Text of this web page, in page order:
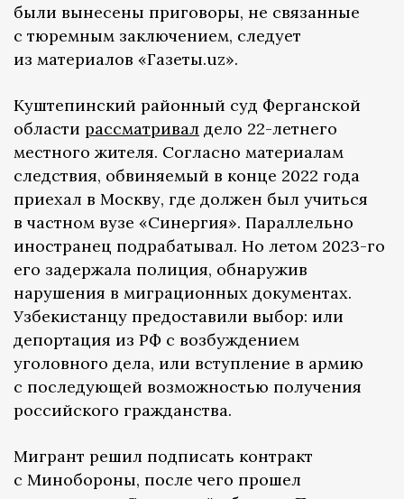
были вынесены приговоры, не связанные
с тюремным заключением, следует
из материалов «Газеты.uz».
Куштепинский районный суд Ферганской
области рассматривал дело 22-летнего
местного жителя. Согласно материалам
следствия, обвиняемый в конце 2022 года
приехал в Москву, где должен был учиться
в частном вузе «Синергия». Параллельно
иностранец подрабатывал. Но летом 2023-го
его задержала полиция, обнаружив
нарушения в миграционных документах.
Узбекистанцу предоставили выбор: или
депортация из РФ с возбуждением
уголовного дела, или вступление в армию
с последующей возможностью получения
российского гражданства.
Мигрант решил подписать контракт
с Минобороны, после чего прошел